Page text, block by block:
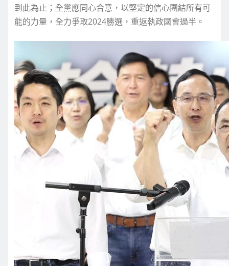
到此為止；全黨應同心合意，以堅定的信心團結所有可
能的力量，全力爭取2024勝選，重返執政國會過半。